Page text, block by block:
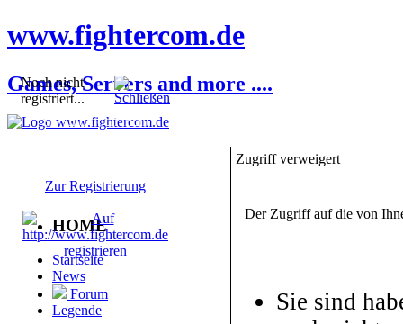
www.fightercom.de
Games, Servers and more ....
HOME
Startseite
News
Forum
Legende
Zugriff verweigert
Der Zugriff auf die von
Sie sind
Noch nicht
registriert...
Sie sind noch nicht
Zur Registrierung